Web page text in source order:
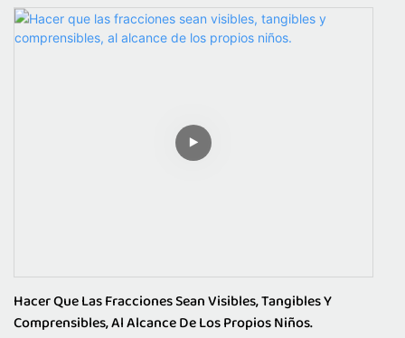
Hacer Que Las Fracciones Sean Visibles, Tangibles Y
Comprensibles, Al Alcance De Los Propios Niños.